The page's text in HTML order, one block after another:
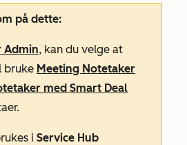
på dette:
Admin, kan du velge at
bruke Meeting Notetaker
med Smart Deal
i Service Hub